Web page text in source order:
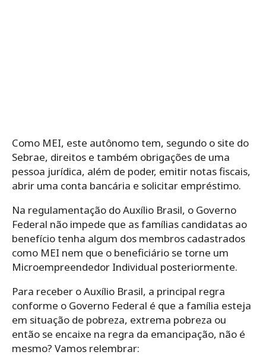
Como MEI, este autônomo tem, segundo o site do
Sebrae, direitos e também obrigações de uma
pessoa jurídica, além de poder, emitir notas fiscais,
abrir uma conta bancária e solicitar empréstimo.
Na regulamentação do Auxílio Brasil, o Governo
Federal não impede que as famílias candidatas ao
benefício tenha algum dos membros cadastrados
como MEI nem que o beneficiário se torne um
Microempreendedor Individual posteriormente.
Para receber o Auxílio Brasil, a principal regra
conforme o Governo Federal é que a família esteja
em situação de pobreza, extrema pobreza ou
então se encaixe na regra da emancipação, não é
mesmo? Vamos relembrar: